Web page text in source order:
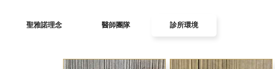
聖雅諾理念 醫師團隊 診所環境